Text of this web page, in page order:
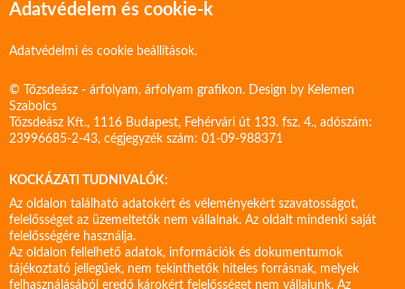
Adatvédelem és cookie-k
Adatvédelmi és cookie beállítások.
© Tőzsdeász - árfolyam, árfolyam grafikon. Design by Kelemen
Szabolcs
Tőzsdeász Kft., 1116 Budapest, Fehérvári út 133. fsz. 4., adószám:
23996685-2-43, cégjegyzék szám: 01-09-988371
KOCKÁZATI TUDNIVALÓK:
Az oldalon található adatokért és véleményekért szavatosságot,
felelősséget az üzemeltetők nem vállalnak. Az oldalt mindenki saját
felelősségére használja.
Az oldalon fellelhető adatok, információk és dokumentumok
tájékoztató jellegűek, nem tekinthetők hiteles forrásnak, melyek
felhasználásából eredő károkért felelősséget nem vállalunk. Az